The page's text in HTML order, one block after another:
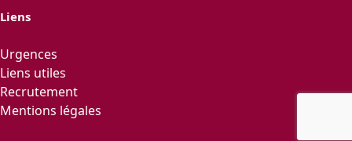
Liens
Urgences
Liens utiles
Recrutement
Mentions légales